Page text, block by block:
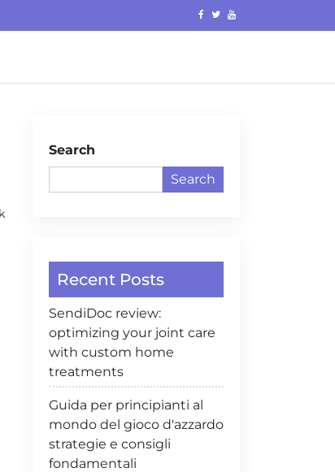
Search
Search
Recent Posts
SendiDoc review:
optimizing your joint care
with custom home
treatments
Guida per principianti al
mondo del gioco d'azzardo
strategie e consigli
fondamentali